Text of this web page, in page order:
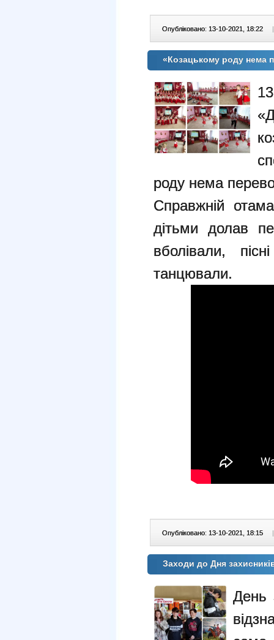
Опубліковано: 13-10-2021, 18:22 |
«Козацькому роду нема
роду нема
Справжній
дітьми долав
вболівали,
танцювали.
Опубліковано: 13-10-2021, 18:15 |
Заходи до Дня
День